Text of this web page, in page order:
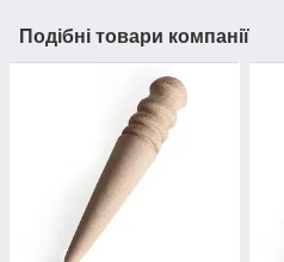
Подібні товари компанії